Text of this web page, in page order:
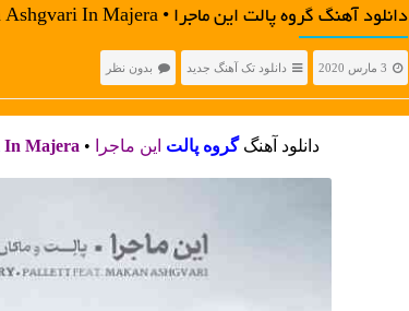
دانلود آهنگ گروه پالت این ماجرا • Pallett Ft Makan Ashgvari In Majera
3 مارس 2020 دانلود تک آهنگ جدید بدون نظر
دانلود آهنگ گروه پالت این ماجرا •
In Majera